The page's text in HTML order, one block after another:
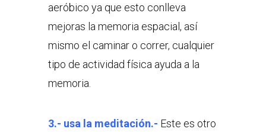
aeróbico ya que esto conlleva
mejoras la memoria espacial, así
mismo el caminar o correr, cualquier
tipo de actividad física ayuda a la
memoria.
3.- usa la meditación.- Este es otro